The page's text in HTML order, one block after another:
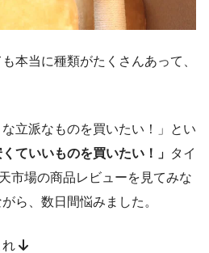
本当に種類がたくさんあって、
立派なものを買いたい！」とい
くていいものを買いたい！」 タイ
市場の商品レビューを見てみな
ら、数日間悩みました。
れ